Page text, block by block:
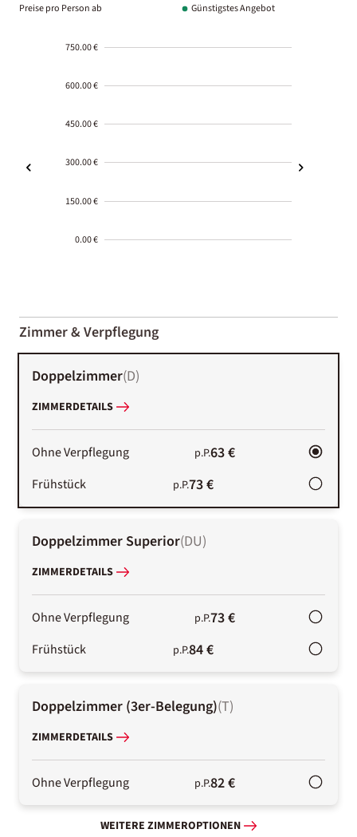
Preise pro Person ab Günstigstes Angebot
750.00 €
600.00 €
450.00 €
300.00 €
150.00 €
0.00 €
01-02
Zimmer & Verpflegung
Doppelzimmer(D)
ZIMMERDETAILS
Ohne Verpflegung p.P.63 €
Frühstück p.P.73 €
Doppelzimmer Superior(DU)
ZIMMERDETAILS
Ohne Verpflegung p.P.73 €
Frühstück p.P.84 €
Doppelzimmer (3er-Belegung)(T)
ZIMMERDETAILS
Ohne Verpflegung p.P.82 €
WEITERE ZIMMEROPTIONEN